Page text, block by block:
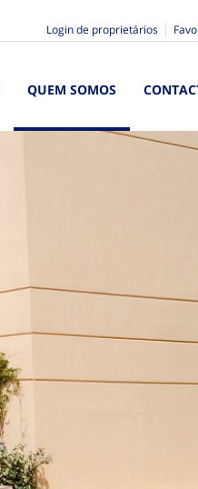
Login de proprietários
QUEM SOMOS